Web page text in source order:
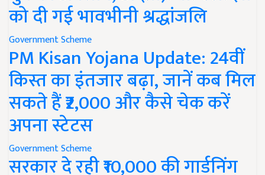
को दी गई भावभीनी श्रद्धांजलि
Government Scheme
PM Kisan Yojana Update: 24वीं
किस्त का इंतजार बढ़ा, जानें कब मिल
सकते हैं ₹2,000 और कैसे चेक करें
अपना स्टेटस
Government Scheme
सरकार दे रही ₹10,000 की गार्डनिंग